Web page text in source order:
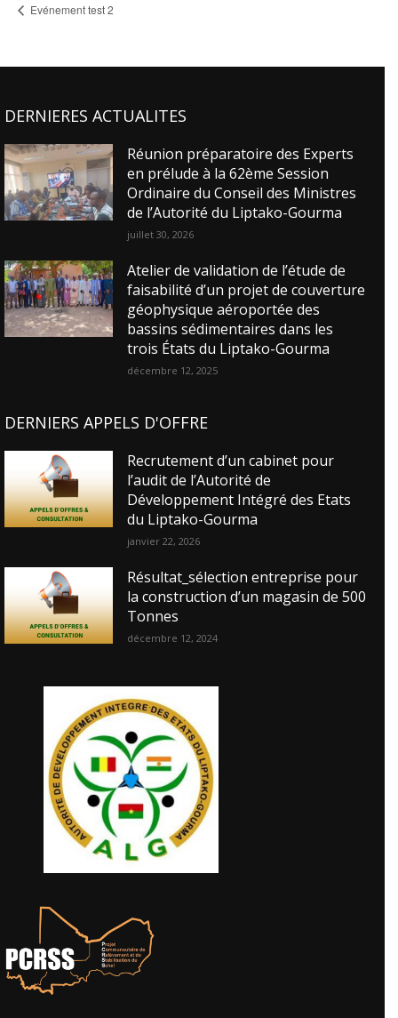
Evénement test 2
DERNIERES ACTUALITES
Réunion préparatoire des Experts
en prélude à la 62ème Session
Ordinaire du Conseil des Ministres
de l’Autorité du Liptako-Gourma
juillet 30, 2026
Atelier de validation de l’étude de
faisabilité d’un projet de couverture
géophysique aéroportée des
bassins sédimentaires dans les
trois États du Liptako-Gourma
décembre 12, 2025
DERNIERS APPELS D'OFFRE
Recrutement d’un cabinet pour
l’audit de l’Autorité de
Développement Intégré des Etats
du Liptako-Gourma
janvier 22, 2026
Résultat_sélection entreprise pour
la construction d’un magasin de 500
Tonnes
décembre 12, 2024